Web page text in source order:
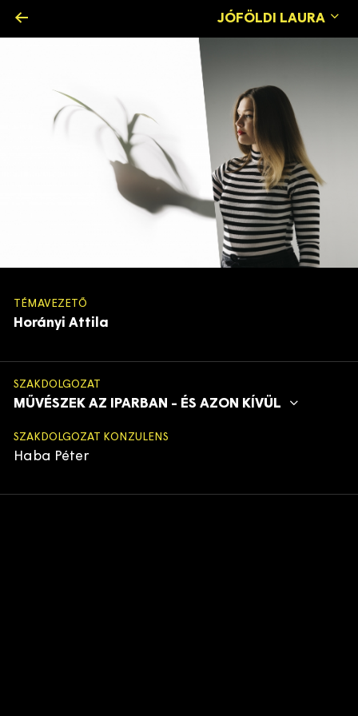
← JÓFÖLDI LAURA
TÉMAVEZETŐ
Horányi Attila
SZAKDOLGOZAT
MŰVÉSZEK AZ IPARBAN - ÉS AZON KÍVÜL
SZAKDOLGOZAT KONZULENS
Haba Péter